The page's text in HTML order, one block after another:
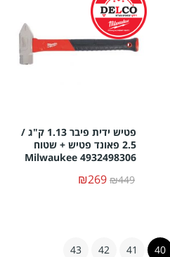
פטיש ידית פיבר 1.13 ק"ג /
2.5 פאונד פטיש + שטוח
Milwaukee 4932498306
₪449
₪269
40
41
42
43